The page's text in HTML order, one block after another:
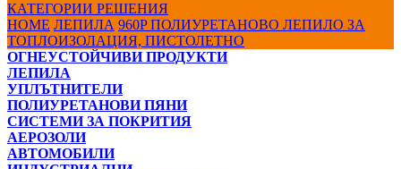
КАТЕГОРИИ РЕШЕНИЯ
HOME ЛЕПИЛА 960P ПОЛИУРЕТАНОВО ЛЕПИЛО ЗА
ТОПЛОИЗОЛАЦИЯ, ПИСТОЛЕТНО
ОГНЕУСТОЙЧИВИ ПРОДУКТИ
ЛЕПИЛА
УПЛЪТНИТЕЛИ
ПОЛИУРЕТАНОВИ ПЯНИ
СИСТЕМИ ЗА ПОКРИТИЯ
АЕРОЗОЛИ
АВТОМОБИЛИ